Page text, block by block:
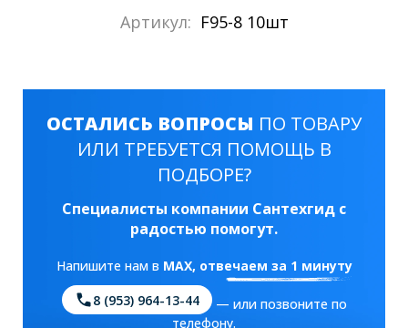
Артикул: F95-8 10шт
ОСТАЛИСЬ ВОПРОСЫ ПО ТОВАРУ
ИЛИ ТРЕБУЕТСЯ ПОМОЩЬ В
ПОДБОРЕ?
Специалисты компании Сантехгид с
радостью помогут.
Напишите нам в MAX, отвечаем за 1 минуту
8 (953) 964-13-44
— или позвоните по
телефону.